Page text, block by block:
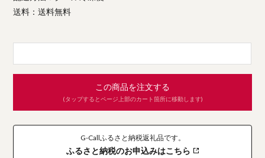
送料：送料無料
この商品を注文する
(タップするとページ上部のカート箇所に移動します)
G-Callふるさと納税返礼品です。
ふるさと納税のお申込みはこちら